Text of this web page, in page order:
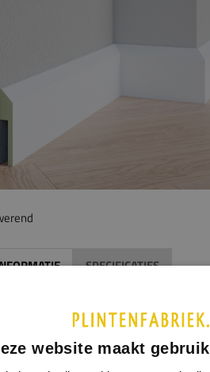
SPECIFICATIES
gemakkelijk over de oude plint heen
afmetingen van de gewenste uitsparing
hiernaast. Houd hierbij rekening met de
website maakt